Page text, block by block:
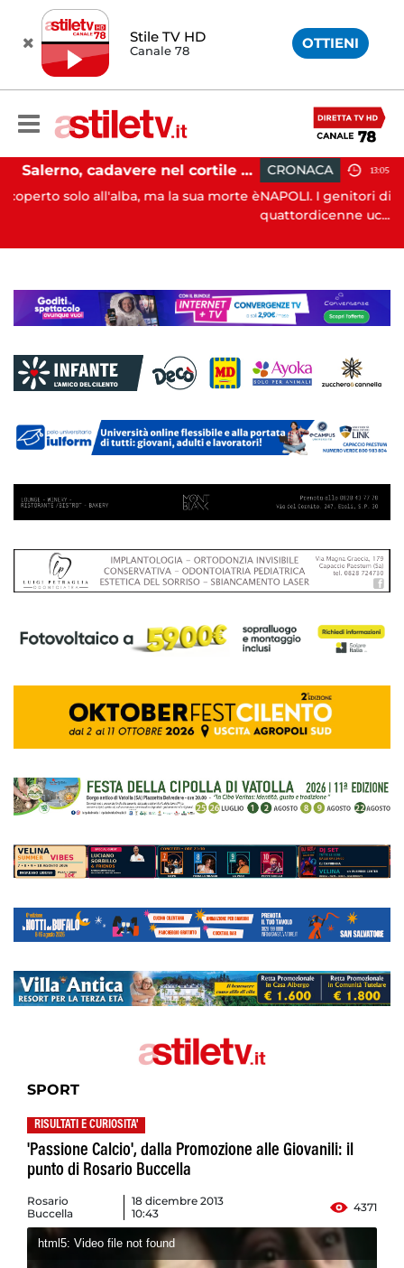
Stile TV HD
Canale 78 OTTIENI
Salerno, cadavere nel cortile di un palazzo: indaga la Polizia
la sua morte è
CRONACA 13:05
NAPOLI. I genitori di Martina Carbonaro, la
SPORT
RISULTATI E CURIOSITA'
'Passione Calcio', dalla Promozione alle Giovanili: il
punto di Rosario Buccella
Rosario
Buccella
18 dicembre 2013
10:43
4371
html5: Video file not found